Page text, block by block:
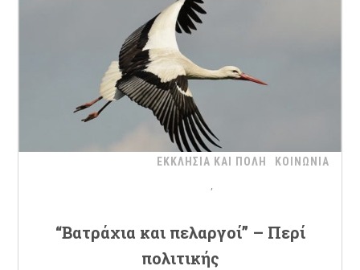
ΕΚΚΛΗΣΙΑ ΚΑΙ ΠΟΛΗ ΚΟΙΝΩΝΙΑ
“Βατράχια και πελαργοί” – Περί
πολιτικής